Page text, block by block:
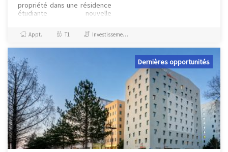
propriété dans une résidence
étudiante nouvelle
au cœur du quartier Républiq...
Appt. T1 Investissement et Défiscalisation
Dernières opportunités